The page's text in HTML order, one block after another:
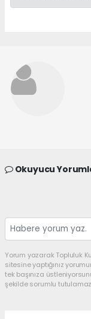
Okuyucu
Yorum yazarak Topluluk
sitesine yaptığınız
tek başınıza
şekilde sorumlu